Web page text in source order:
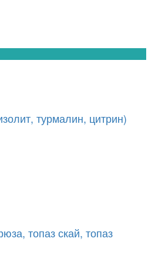
турмалин, цитрин)
топаз скай, топаз